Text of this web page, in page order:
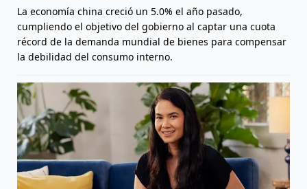
La economía china creció un 5.0% el año pasado,
cumpliendo el objetivo del gobierno al captar una cuota
récord de la demanda mundial de bienes para compensar
la debilidad del consumo interno.